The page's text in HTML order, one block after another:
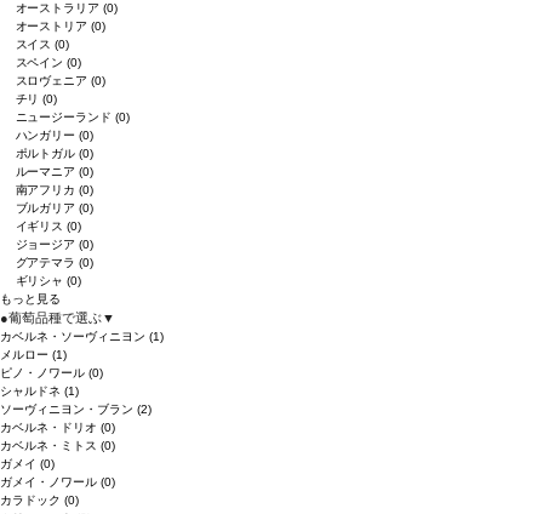
オーストラリア(0)
オーストリア(0)
スイス(0)
スペイン(0)
スロヴェニア(0)
チリ(0)
ニュージーランド(0)
ハンガリー(0)
ポルトガル(0)
ルーマニア(0)
南アフリカ(0)
ブルガリア(0)
イギリス(0)
ジョージア(0)
グアテマラ(0)
ギリシャ(0)
もっと見る
●葡萄品種で選ぶ▼
カベルネ・ソーヴィニヨン (1)
メルロー (1)
ピノ・ノワール (0)
シャルドネ (1)
ソーヴィニヨン・ブラン (2)
カベルネ・ドリオ (0)
カベルネ・ミトス (0)
ガメイ (0)
ガメイ・ノワール (0)
カラドック (0)